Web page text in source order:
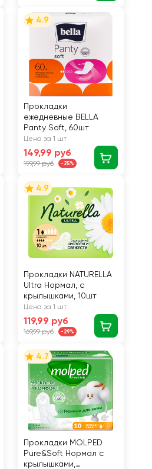
4.9
Прокладки
ежедневные BELLA
Panty Soft, 60шт
Цена за 1 шт
149,99 руб
199,99 руб -25%
4.9
Прокладки NATURELLA
Ultra Нормал, с
крылышками, 10шт
Цена за 1 шт
119,99 руб
169,99 руб -29%
4.7
Прокладки MOLPED
Pure&Soft Нормал c
крылышками,